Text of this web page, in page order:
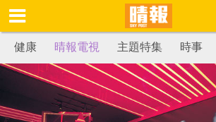
健康 晴報電視 主題特集 時事